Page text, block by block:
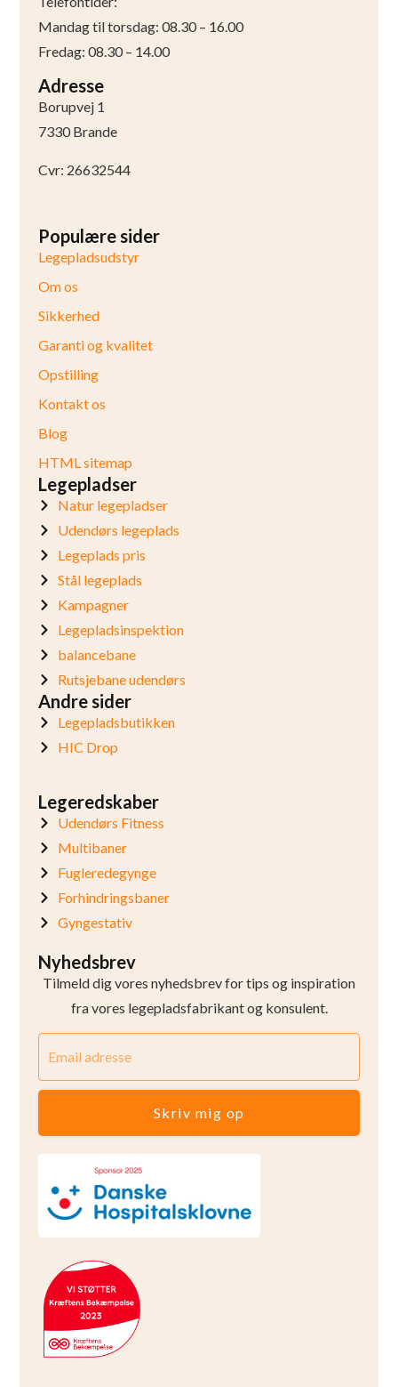
Mandag til torsdag: 08.30 – 16.00
Fredag: 08.30 – 14.00
Adresse
Borupvej 1
7330 Brande
Cvr: 26632544
Populære sider
Legepladsudstyr
Om os
Sikkerhed
Garanti og kvalitet
Opstilling
Kontakt os
Blog
HTML sitemap
Legepladser
Natur legepladser
Udendørs legeplads
Legeplads pris
Stål legeplads
Kampagner
Legepladsinspektion
balancebane
Rutsjebane udendørs
Andre sider
Legepladsbutikken
HIC Drop
Legeredskaber
Udendørs Fitness
Multibaner
Fugleredegynge
Forhindringsbaner
Gyngestativ
Nyhedsbrev
Tilmeld dig vores nyhedsbrev for tips og inspiration
fra vores legepladsfabrikant og konsulent.
Skriv mig op